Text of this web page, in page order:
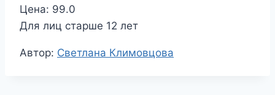
Цена: 99.0
Для лиц старше 12 лет
Метки
Автор: Светлана Климовцова